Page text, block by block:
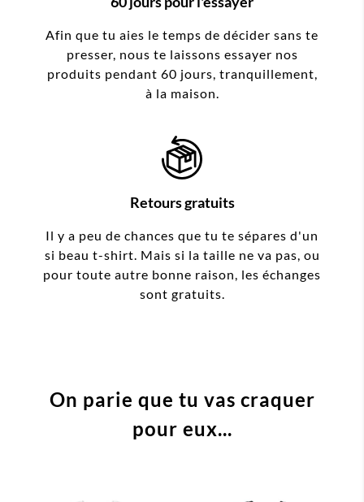
Afin que tu aies le temps de décider sans te
presser, nous te laissons essayer nos
produits pendant 60 jours, tranquillement,
à la maison.
Retours gratuits
Il y a peu de chances que tu te sépares d'un
si beau t-shirt. Mais si la taille ne va pas, ou
pour toute autre bonne raison, les échanges
sont gratuits.
On parie que tu vas craquer
pour eux...